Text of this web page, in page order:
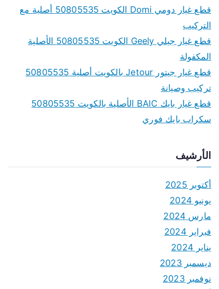
قطع غيار دومي Domi الكويت 50805535 أصلية مع
التركيب
قطع غيار جيلي Geely الكويت 50805535 الأصلية
المكفولة
قطع غيار جيتور Jetour بالكويت أصلية 50805535
تركيب وصيانة
قطع غيار بايك BAIC الأصلية بالكويت 50805535
سكراب بايك فوري
الأرشيف
أكتوبر 2025
يونيو 2024
مارس 2024
فبراير 2024
يناير 2024
ديسمبر 2023
نوفمبر 2023